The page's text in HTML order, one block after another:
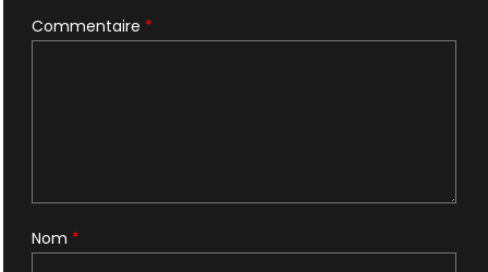
Commentaire *
Nom *